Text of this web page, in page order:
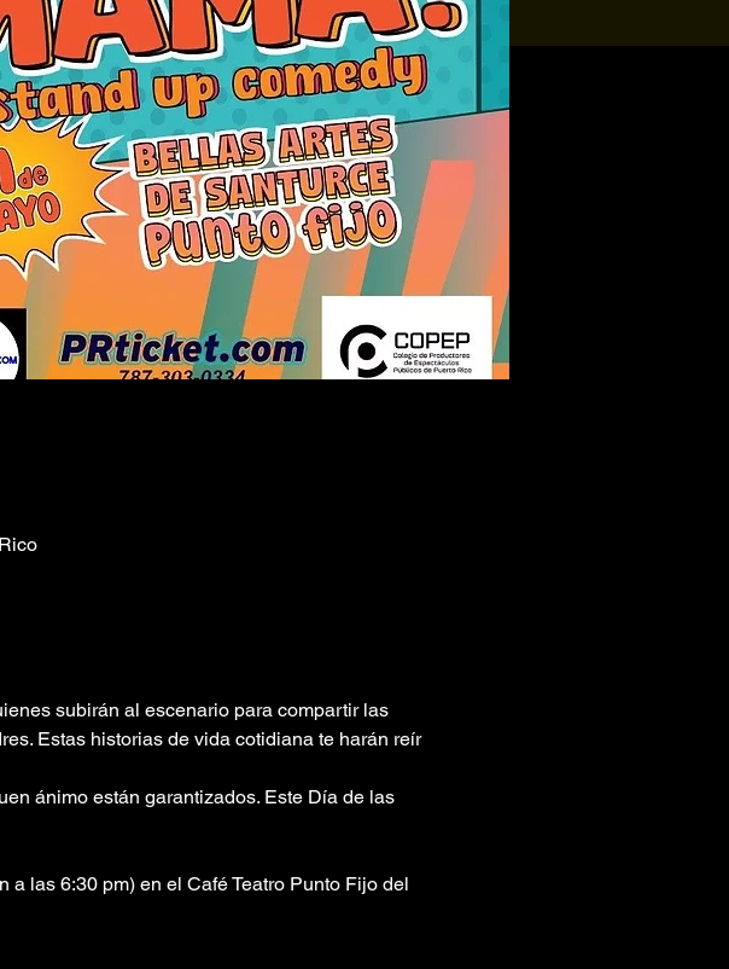
subirán al escenario para compartir las
Estas historias de vida cotidiana te harán reír
ánimo están garantizados. Este Día de las
las 6:30 pm) en el Café Teatro Punto Fijo del